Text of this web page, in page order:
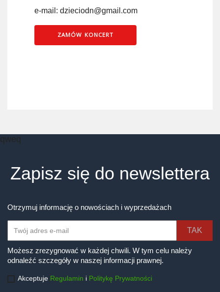
e-mail: dzieciodn@gmail.com
ZAMÓW KONCERT
qweq
Zapisz się do newslettera
Otrzymuj informację o nowościach i wyprzedażach
Możesz zrezygnować w każdej chwili. W tym celu należy
odnaleźć szczegóły w naszej informacji prawnej.
Akceptuje Regulamin i Politykę Prywatności